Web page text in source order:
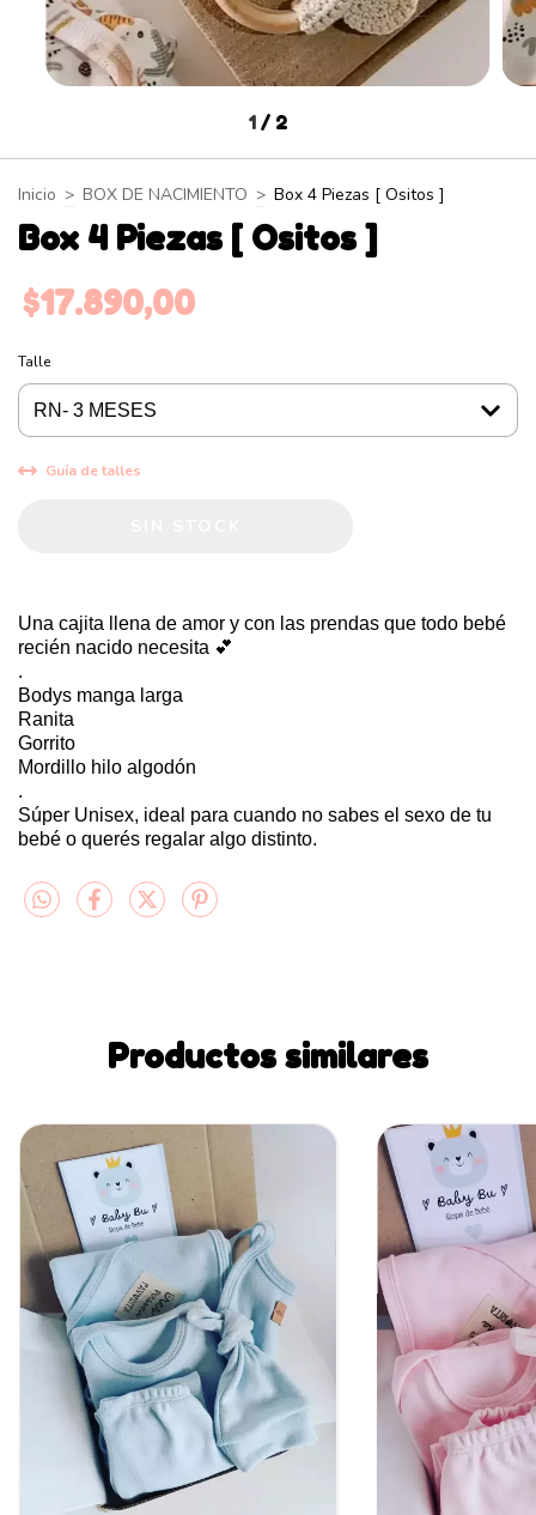
1 / 2
Inicio > BOX DE NACIMIENTO > Box 4 Piezas [ Ositos ]
Box 4 Piezas [ Ositos ]
$17.890,00
Talle
Guía de talles
Una cajita llena de amor y con las prendas que todo bebé
recién nacido necesita 💕
.
Bodys manga larga
Ranita
Gorrito
Mordillo hilo algodón
.
Súper Unisex, ideal para cuando no sabes el sexo de tu
bebé o querés regalar algo distinto.
Productos similares